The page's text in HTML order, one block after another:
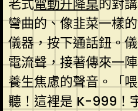
老式電動升降桌的對
彎曲的、像韭菜一樣
儀器，按下通話鈕。
電流聲，接著傳來一
養生焦慮的聲音。「
聽！這裡是 K-999！